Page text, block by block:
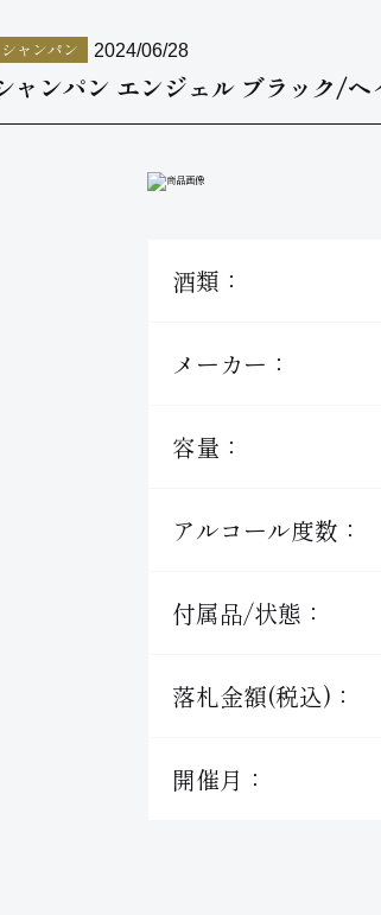
シャンパン 2024/06/28
ャンパン エンジェル ブラック/
酒類：
メーカー：
容量：
アルコール度数：
付属品/状態：
落札金額(税込)：
開催月：